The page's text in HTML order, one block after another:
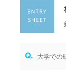
Q. 大学での